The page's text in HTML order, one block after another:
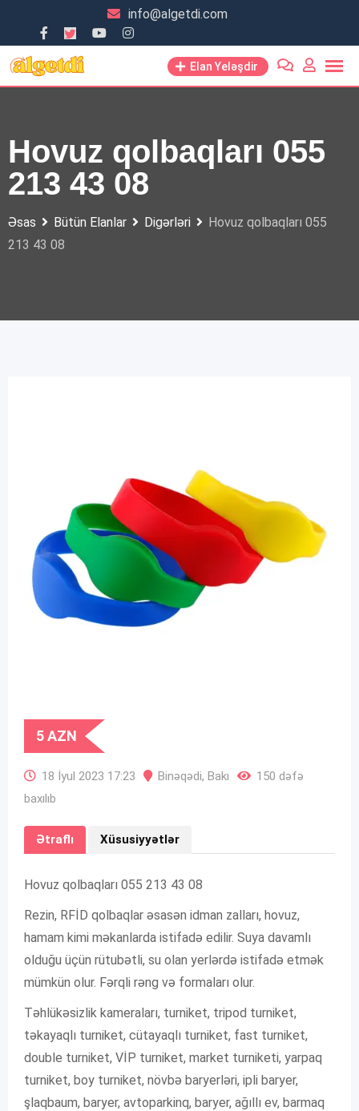
content
info@algetdi.com
Elan Yeləşdir
Hovuz qolbaqları 055
213 43 08
Əsas Bütün Elanlar Digərləri
Hovuz qolbaqları 055
213 43 08
5AZN
18 İyul 2023 17:23 Binəqədi, Bakı
150 dəfə
baxılıb
Ətraflı Xüsusiyyətlər
Hovuz qolbaqları 055 213 43 08
Rezin, RFİD qolbaqlar əsasən idman zalları, hovuz,
hamam kimi məkanlarda istifadə edilir. Suya davamlı
olduğu üçün rütubətli, su olan yerlərdə istifadə etmək
mümkün olur. Fərqli rəng və formaları olur.
Təhlükəsizlik kameraları, turniket, tripod turniket,
təkayaqlı turniket, cütayaqlı turniket, fast turniket,
double turniket, VİP turniket, market turniketi, yarpaq
turniket, boy turniket, növbə baryerləri, ipli baryer,
şlaqbaum, baryer, avtoparkinq, baryer, ağıllı ev, barmaq